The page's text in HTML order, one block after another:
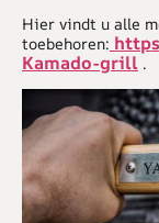
Hier vindt u alle
toebehoren:
Kamado-grill .